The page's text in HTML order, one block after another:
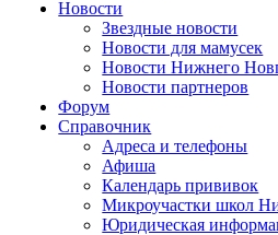
Новости
Звездные новости
Новости для мамусек
Новости Нижнего
Новости партнеров
Форум
Справочник
Адреса и телефоны
Афиша
Календарь прививок
Микроучастки школ
Юридическая